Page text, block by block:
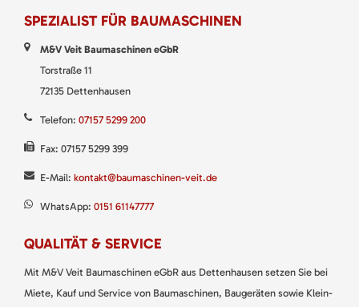
SPEZIALIST FÜR BAUMASCHINEN
M&V Veit Baumaschinen eGbR
Torstraße 11
72135 Dettenhausen
Telefon: 07157 5299 200
Fax: 07157 5299 399
E-Mail: kontakt@baumaschinen-veit.de
WhatsApp: 0151 61147777
QUALITÄT & SERVICE
Mit M&V Veit Baumaschinen eGbR aus Dettenhausen setzen Sie bei
Miete, Kauf und Service von Baumaschinen, Baugeräten sowie Klein-